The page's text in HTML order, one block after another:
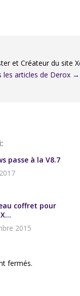
et Créateur du site
les articles de Derox →
passe à la V8.7
coffret pour
2015
fermés.